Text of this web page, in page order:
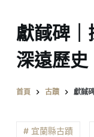
獻馘碑｜
深遠歷史
首頁 古蹟 獻馘
# 宜蘭縣古蹟